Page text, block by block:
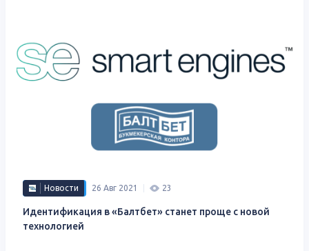
Новости 26 Авг 2021 23
Идентификация в «Балтбет» станет проще с новой
технологией